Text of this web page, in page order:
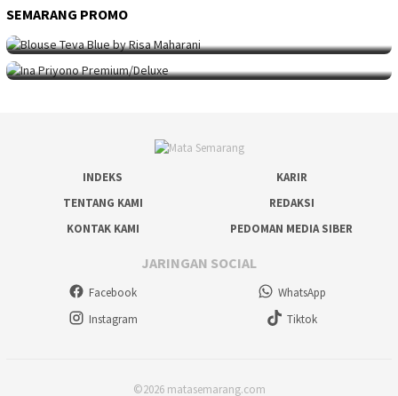
SEMARANG PROMO
SEMARANG PROMO 9 Mei 2026
SEMARANG PROMO 5 Mei 2026
Intip Koleksi Ina Priyono, Jenama Fesyen…
INDEKS
KARIR
TENTANG KAMI
REDAKSI
KONTAK KAMI
PEDOMAN MEDIA SIBER
JARINGAN SOCIAL
Facebook
WhatsApp
Instagram
Tiktok
©2026 matasemarang.com